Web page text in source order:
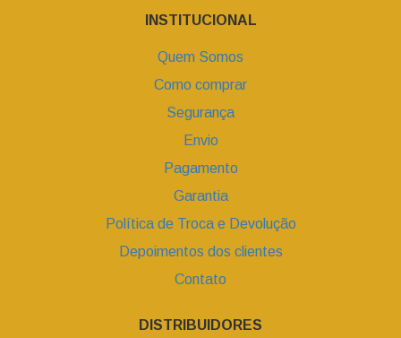
INSTITUCIONAL
Quem Somos
Como comprar
Segurança
Envio
Pagamento
Garantia
Política de Troca e Devolução
Depoimentos dos clientes
Contato
DISTRIBUIDORES